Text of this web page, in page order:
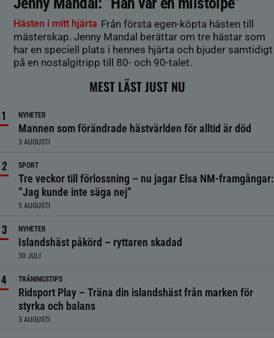
Hästen i mitt hjärta Från första egen-köpta hästen till
mästerskap. Jenny Mandal berättar om tre hästar som
har en speciell plats i hennes hjärta och bjuder samtidigt
på en nostalgitripp till 80- och 90-talet.
MEST LÄST JUST NU
NYHETER
Mannen som förändrade hästvärlden för alltid är död
3 AUGUSTI
SPORT
Tre veckor till förlossning – nu jagar Elsa NM-framgångar:
”Jag kunde inte säga nej”
5 AUGUSTI
NYHETER
Islandshäst påkörd – ryttaren skadad
30 JULI
TRÄNINGSTIPS
Ridsport Play – Träna din islandshäst från marken för
styrka och balans
3 AUGUSTI